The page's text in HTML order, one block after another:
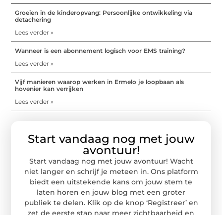
Groeien in de kinderopvang: Persoonlijke ontwikkeling via
detachering
Lees verder »
Wanneer is een abonnement logisch voor EMS training?
Lees verder »
Vijf manieren waarop werken in Ermelo je loopbaan als
hovenier kan verrijken
Lees verder »
Start vandaag nog met jouw
avontuur!
Start vandaag nog met jouw avontuur! Wacht
niet langer en schrijf je meteen in. Ons platform
biedt een uitstekende kans om jouw stem te
laten horen en jouw blog met een groter
publiek te delen. Klik op de knop ‘Registreer’ en
zet de eerste stap naar meer zichtbaarheid en